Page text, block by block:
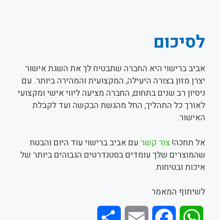
לסיכום
אביב ברישוי היא החברה שתבטיח לך את השגת אישור
יצרן מזון בצורה היעילה, המקצועית והמהירה ביותר. עם
ניסיון רב שנים בתחום, החברה מציעה ליווי אישי ומקצועי
לאורך כל התהליך, החל מהגשת הבקשה ועד לקבלת
האישור.
אל תחכה! צור קשר עם אביב ברישוי עוד היום והבטח
שהמוצרים שלך עומדים בסטנדרטים הגבוהים ביותר של
איכות ובטיחות.
לשיתוף המאמר